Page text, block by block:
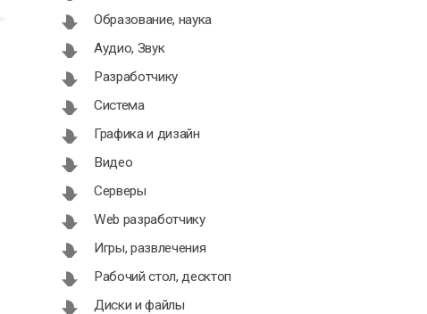
Образование, наука
Аудио, Звук
Разработчику
Система
Графика и дизайн
Видео
Серверы
Web разработчику
Игры, развлечения
Рабочий стол, десктоп
Диски и файлы